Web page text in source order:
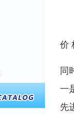
价
同
一
先